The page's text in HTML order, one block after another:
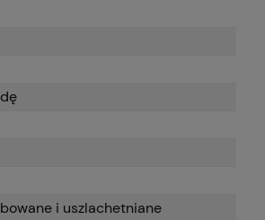
i uszlachetniane